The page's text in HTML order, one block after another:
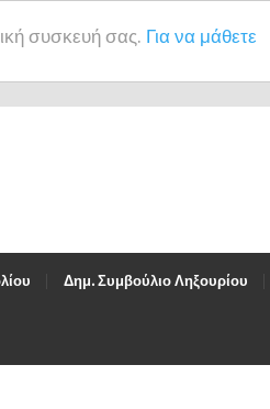
συσκευή σας. Για να μάθετε
Δημ. Συμβούλιο Ληξουρίου